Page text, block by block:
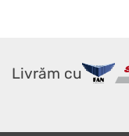
Livrăm cu